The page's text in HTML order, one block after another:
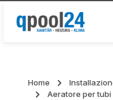
Passa al contenuto
Home
Aeratore per